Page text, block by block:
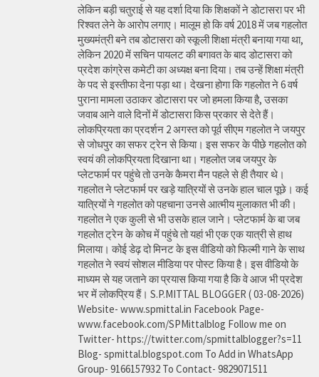
लेकिन बड़ी चतुराई से यह दर्शा दिया कि शिक्षकों ने डोटासरा पर भी
रिश्वत लेने के आरोप लगाए। मालूम हो कि वर्ष 2018 में जब गहलोत
मुख्यमंत्री बने तब डोटासरा को स्कूली शिक्षा मंत्री बनाया गया था,
लेकिन 2020 में सचिन पायलट की बगावत के बाद डोटासरा को
प्रदेश कांग्रेस कमेटी का अध्यक्ष बना दिया। तब उन्हें शिक्षा मंत्री
के पद से इस्तीफा देना पड़ा था। देखना होगा कि गहलोत ने 6 वर्ष
पुराना मामला उठाकर डोटासरा पर जो हमला किया है, उसका
जवाब आने वाले दिनों में डोटासरा किस प्रकार से देते हैं।
लोकप्रियता का प्रदर्शन 2 अगस्त को पूर्व सीएम गहलोत ने जयपुर
से जोधपुर का सफर ट्रेन से किया। इस सफर के पीछे गहलोत को
स्वयं की लोकप्रियता दिखाना था। गहलोत जब जयपुर के
प्लेटफार्म पर पहुंचे तो उनके कैमरा मैन पहले से ही तैयार थे।
गहलोत ने प्लेटफार्म पर खड़े यात्रियों से उनके हाल चाल पूछे। कई
यात्रियों ने गहलोत को पहचाना उनसे आत्मीय मुलाकात भी की।
गहलोत ने एक कुली से भी उसके हाल जाने। प्लेटफार्म के बा जब
गहलोत ट्रेन के कोच में पहुंचे तो यहां भी एक एक यात्री से हाथ
मिलाया। कोई डेढ़ दो मिनट के इस वीडियो को फिल्मी गाने के साथ
गहलोत ने स्वयं सोशल मीडिया पर पोस्ट किया है। इस वीडियो के
माध्यम से यह जताने का प्रयास किया गया है कि वे आज भी प्रदेश
भर में लोकप्रिय हैं। S.P.MITTAL BLOGGER ( 03-08-2026)
Website- www.spmittal.in Facebook Page-
www.facebook.com/SPMittalblog Follow me on
Twitter- https://twitter.com/spmittalblogger?s=11
Blog- spmittal.blogspot.com To Add in WhatsApp
Group- 9166157932 To Contact- 9829071511